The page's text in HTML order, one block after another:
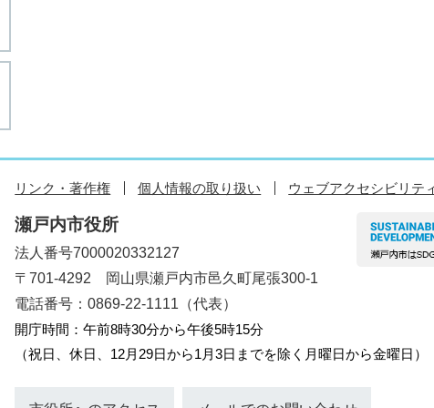
リンク・著作権 個人情報の取り扱い ウェブアクセシビリテ
瀬戸内市役所
法人番号7000020332127
〒701-4292 岡山県瀬戸内市邑久町尾張300-1
電話番号：0869-22-1111（代表）
開庁時間：午前8時30分から午後5時15分
（祝日、休日、12月29日から1月3日までを除く月曜日から金曜日）